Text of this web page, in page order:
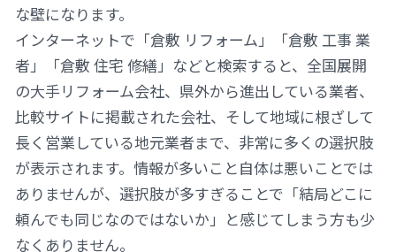
な壁になります。
インターネットで「倉敷 リフォーム」「倉敷 工事 業
者」「倉敷 住宅 修繕」などと検索すると、全国展開
の大手リフォーム会社、県外から進出している業者、
比較サイトに掲載された会社、そして地域に根ざして
長く営業している地元業者まで、非常に多くの選択肢
が表示されます。情報が多いこと自体は悪いことでは
ありませんが、選択肢が多すぎることで「結局どこに
頼んでも同じなのではないか」と感じてしまう方も少
なくありません。